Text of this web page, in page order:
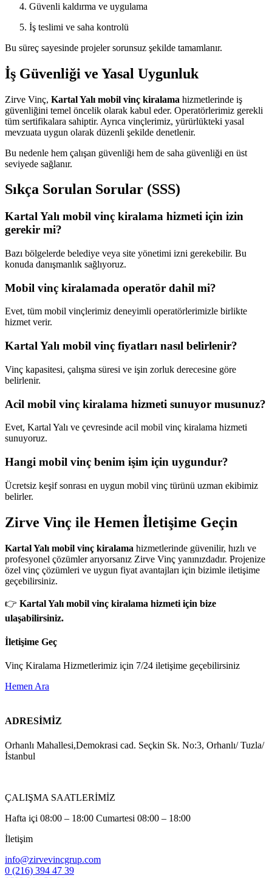
Güvenli kaldırma ve uygulama
İş teslimi ve saha kontrolü
Bu süreç sayesinde projeler sorunsuz şekilde tamamlanır.
İş Güvenliği ve Yasal Uygunluk
Zirve Vinç, Kartal Yalı mobil vinç kiralama hizmetlerinde iş
güvenliğini temel öncelik olarak kabul eder. Operatörlerimiz gerekli
tüm sertifikalara sahiptir. Ayrıca vinçlerimiz, yürürlükteki yasal
mevzuata uygun olarak düzenli şekilde denetlenir.
Bu nedenle hem çalışan güvenliği hem de saha güvenliği en üst
seviyede sağlanır.
Sıkça Sorulan Sorular (SSS)
Kartal Yalı mobil vinç kiralama hizmeti için izin
gerekir mi?
Bazı bölgelerde belediye veya site yönetimi izni gerekebilir. Bu
konuda danışmanlık sağlıyoruz.
Mobil vinç kiralamada operatör dahil mi?
Evet, tüm mobil vinçlerimiz deneyimli operatörlerimizle birlikte
hizmet verir.
Kartal Yalı mobil vinç fiyatları nasıl belirlenir?
Vinç kapasitesi, çalışma süresi ve işin zorluk derecesine göre
belirlenir.
Acil mobil vinç kiralama hizmeti sunuyor musunuz?
Evet, Kartal Yalı ve çevresinde acil mobil vinç kiralama hizmeti
sunuyoruz.
Hangi mobil vinç benim işim için uygundur?
Ücretsiz keşif sonrası en uygun mobil vinç türünü uzman ekibimiz
belirler.
Zirve Vinç ile Hemen İletişime Geçin
Kartal Yalı mobil vinç kiralama hizmetlerinde güvenilir, hızlı ve
profesyonel çözümler arıyorsanız Zirve Vinç yanınızdadır. Projenize
özel vinç çözümleri ve uygun fiyat avantajları için bizimle iletişime
geçebilirsiniz.
👉 Kartal Yalı mobil vinç kiralama hizmeti için bize
ulaşabilirsiniz.
İletişime Geç
Vinç Kiralama Hizmetlerimiz için 7/24 iletişime geçebilirsiniz
Hemen Ara
ADRESİMİZ
Orhanlı Mahallesi,Demokrasi cad. Seçkin Sk. No:3, Orhanlı/ Tuzla/
İstanbul
ÇALIŞMA SAATLERİMİZ
Hafta içi 08:00 – 18:00 Cumartesi 08:00 – 18:00
İletişim
info@zirvevincgrup.com
0 (216) 394 47 39